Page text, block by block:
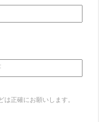
正確にお願いします。